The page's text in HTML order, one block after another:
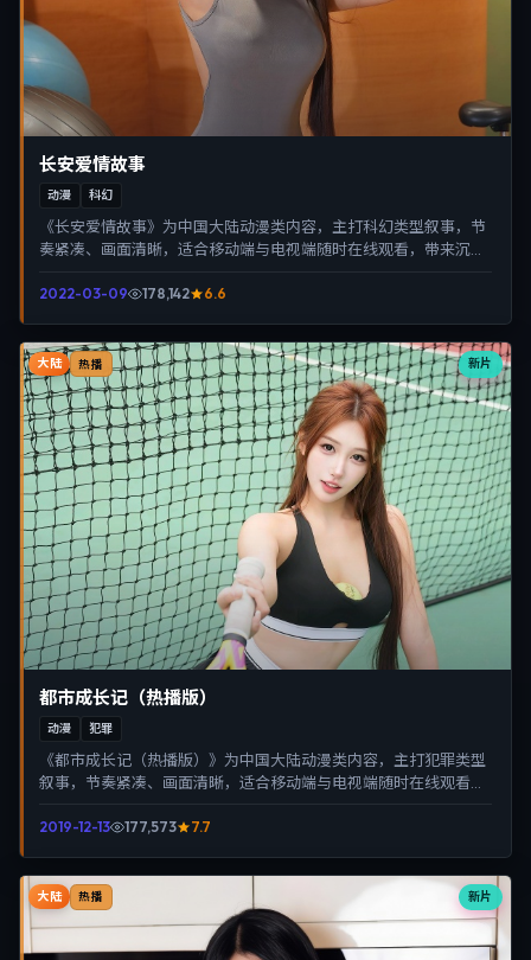
长安爱情故事
动漫 科幻
《长安爱情故事》为中国大陆动漫类内容，主打科幻类型叙事，节
奏紧凑、画面清晰，适合移动端与电视端随时在线观看，带来沉浸
2022-03-09 178,142 6.6
新片
大陆 热播
都市成长记（热播版）
动漫 犯罪
《都市成长记（热播版）》为中国大陆动漫类内容，主打犯罪类型
叙事，节奏紧凑、画面清晰，适合移动端与电视端随时在线观看，
2019-12-13 177,573 7.7
新片
大陆 热播